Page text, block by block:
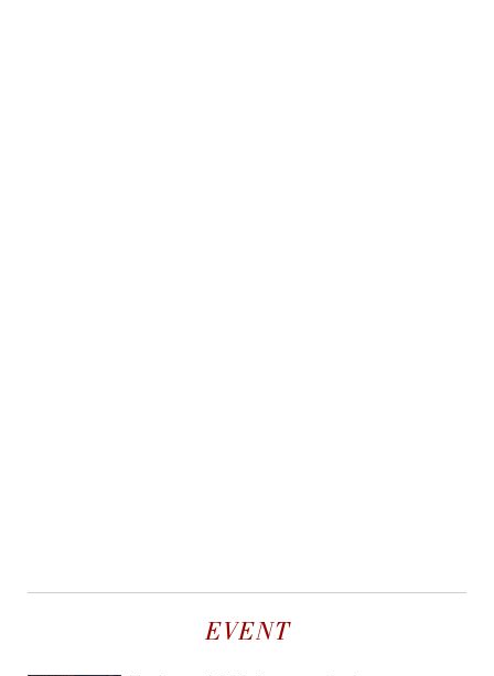
EVENT